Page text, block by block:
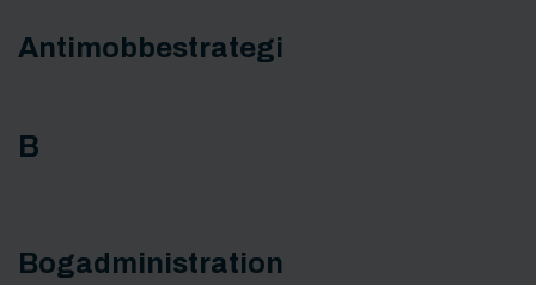
Antimobbestrategi
B
Bogadministration